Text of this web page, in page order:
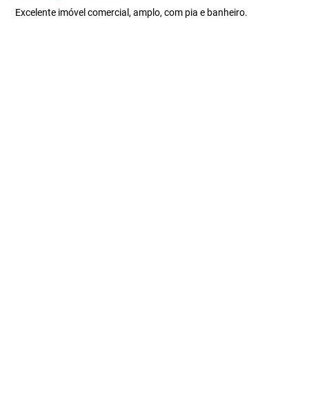
Excelente imóvel comercial, amplo, com pia e banheiro.